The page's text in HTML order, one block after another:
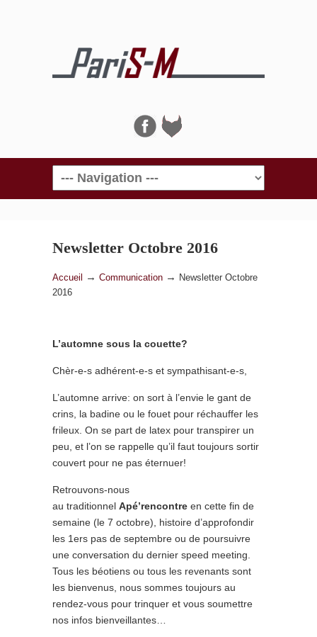
Navigation
Newsletter Octobre 2016
Accueil → Communication →
Newsletter Octobre
2016
L’automne sous la couette?
Chèr-e-s adhérent-e-s et sympathisant-e-s,
L’automne arrive: on sort à l’envie le gant de
crins, la badine ou le fouet pour réchauffer les
frileux. On se part de latex pour transpirer un
peu, et l’on se rappelle qu’il faut toujours sortir
couvert pour ne pas éternuer!
Retrouvons-nous
au traditionnel Apé’rencontre en cette fin de
semaine (le 7 octobre), histoire d’approfondir
les 1ers pas de septembre ou de poursuivre
une conversation du dernier speed meeting.
Tous les béotiens ou tous les revenants sont
les bienvenus, nous sommes toujours au
rendez-vous pour trinquer et vous soumettre
nos infos bienveillantes…